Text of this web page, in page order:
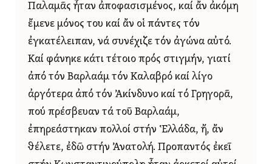
Παλαμᾶς ἦταν ἀποφασισμένος, καί ἄν ἀκόμη
ἔμενε μόνος του καί ἄν οἱ πάντες τόν
ἐγκατέλειπαν, νά συνέχιζε τόν ἀγώνα αὐτό.
Καί φάνηκε κάτι τέτοιο πρός στιγμήν, γιατί
ἀπό τόν Βαρλαάμ τόν Καλαβρό καί λίγο
ἀργότερα ἀπό τόν Ἀκίνδυνο καί τό Γρηγορᾶ,
πού πρέσβευαν τά τοῦ Βαρλαάμ,
ἐπηρεάστηκαν πολλοί στήν Ἑλλάδα, ἤ, ἄν
θέλετε, ἐδῶ στήν Ἀνατολή. Προπαντός ἐκεῖ